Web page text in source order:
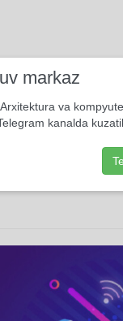
markaz
va
kanalda